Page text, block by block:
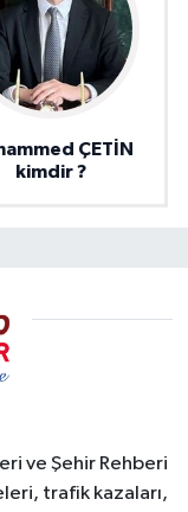
ÇETİN
kimdir ?
ve Şehir Rehberi
trafik kazaları,